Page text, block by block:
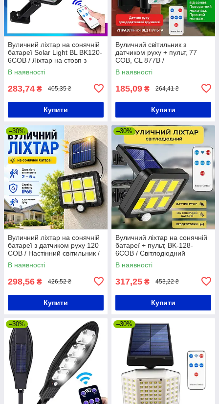
Вуличний ліхтар на сонячній
батареї Solar Light BL BK120-
6COB / Ліхтар на стовп з
пультом ДУ
В наявності
283,74 ₴ 405,35 ₴
Купити
Вуличний світильник з
датчиком руху + пульт, 77
COB, CL 877B /
Світлодіодний ліхтар / Ліхтар
у вигляді камери
В наявності
185,09 ₴ 264,41 ₴
Купити
–30%
Вуличний ліхтар на сонячній
батареї з датчиком руху 120
COB / Настінний світильник /
Світильник вуличний
В наявності
298,56 ₴ 426,52 ₴
Купити
–30%
Вуличний ліхтар на сонячній
батареї + пульт, BK-128-
6COB / Світлодіодний
прожектор вуличний /
Вуличний світильник з
В наявності
317,25 ₴ 453,22 ₴
Купити
–30% –30%